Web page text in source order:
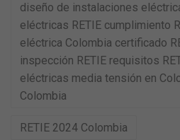
diseño de instalaciones
eléctricas RETIE cumplimiento
eléctrica Colombia certificado
inspección RETIE requisitos
eléctricas media tensión en
Colombia
RETIE 2024 Colombia